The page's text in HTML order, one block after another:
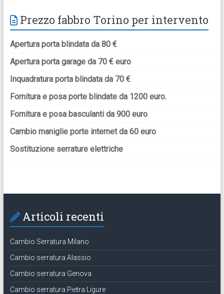
Prezzo fabbro Torino per intervento
Apertura porta blindata da 80 €
Apertura porta garage da 70 € euro
Inquadratura porta blindata da 70 €
Fornitura e posa porte blindate da 1200 euro.
Fornitura e posa basculanti da 900 euro
Cambio maniglie porte internet da 60 euro
Sostituzione serrature elettriche
Articoli recenti
Cambio Serratura Milano
Cambio serratura Alassio
Cambio serratura Genova
Cambio serratura Pietra Ligure